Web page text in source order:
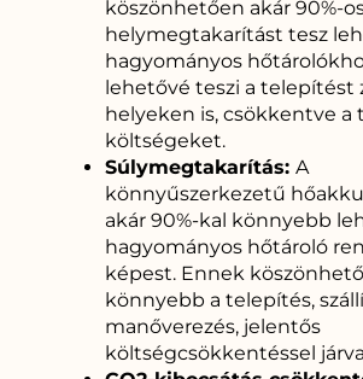
köszönhetően akár 90%-
helymegtakarítást tesz
hagyományos
lehetővé teszi a telepítést
helyeken is, csökkentve a
költségeket.
Súlymegtakarítás: A
könnyűszerkezetű
akár 90%-kal könnyebb
hagyományos hőtároló
képest. Ennek
könnyebb a telepítés,
manőverezés, jelentős
költségcsökkentéssel